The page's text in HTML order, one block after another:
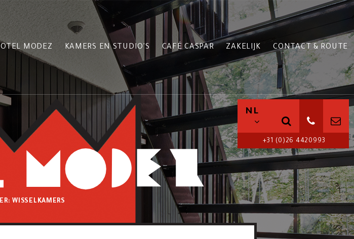
MODEZ KAMERS EN STUDIO'S CAFÉ CASPAR ZAKELIJK CONTACT & ROUTE
NL
+31 (0)26 4420993
WISSELKAMERS